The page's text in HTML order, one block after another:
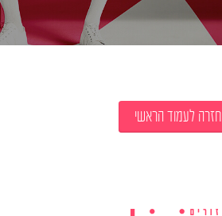
חזרה לעמוד הראשי